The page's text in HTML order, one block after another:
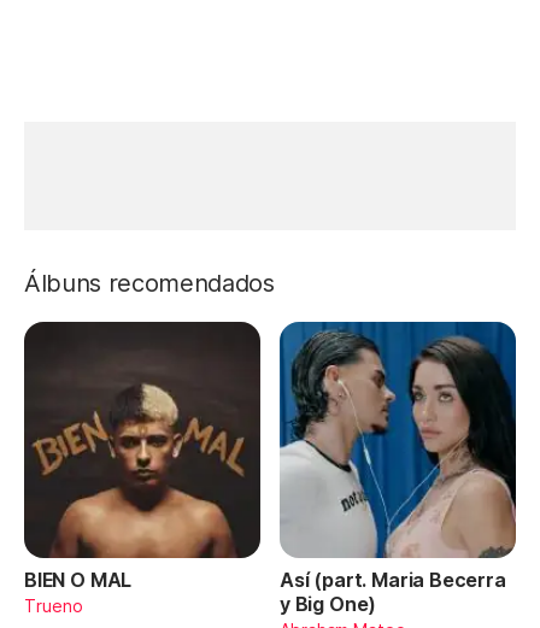
Álbuns recomendados
BIEN O MAL
Trueno
Así (part. Maria Becerra
y Big One)